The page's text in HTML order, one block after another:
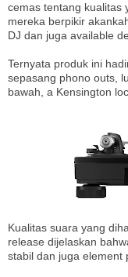
cemas tentang kualitas
mereka berpikir
DJ dan juga available
Ternyata produk ini
sepasang phono outs,
bawah, a Kensington
Kualitas suara yang
release dijelaskan
stabil dan juga element